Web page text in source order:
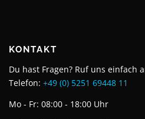
KONTAKT
Du hast Fragen? Ruf uns einfach
Telefon: +49 (0) 5251 69448 11
Mo - Fr: 08:00 - 18:00 Uhr